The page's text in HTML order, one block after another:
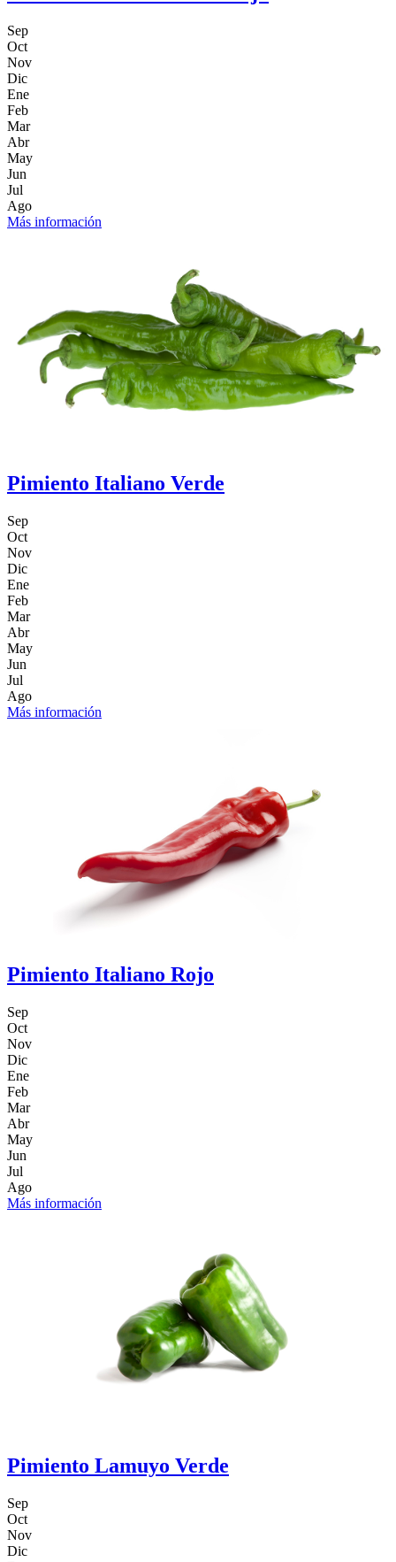
Sep
Oct
Nov
Dic
Ene
Feb
Mar
Abr
May
Jun
Jul
Ago
Más información
Pimiento Italiano Verde
Sep
Oct
Nov
Dic
Ene
Feb
Mar
Abr
May
Jun
Jul
Ago
Más información
Pimiento Italiano Rojo
Sep
Oct
Nov
Dic
Ene
Feb
Mar
Abr
May
Jun
Jul
Ago
Más información
Pimiento Lamuyo Verde
Sep
Oct
Nov
Dic